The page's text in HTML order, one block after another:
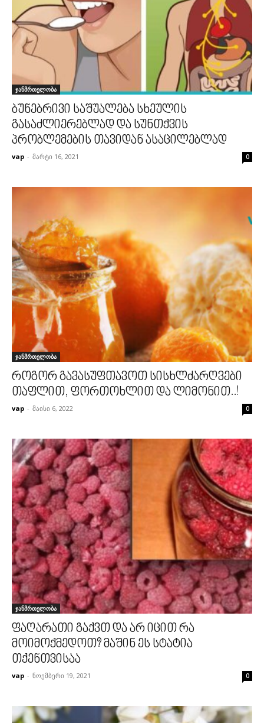
ჯანმრთელობა
ბუნებრივი საშუალება სხეულის
გასაძლიერებლად და სუნთქვის
პრობლემების თავიდან ასაცილებლად
vap - მარტი 16, 2021 0
ჯანმრთელობა
როგორ გავასუფთავოთ სისხლძარღვები
თაფლით, ფორთოხლით და ლიმონით..!
vap - მაისი 6, 2022 0
ჯანმრთელობა
ფაღარათი გაქვთ და არ იცით რა
მოიმოქმედოთ? მაშინ ეს სტატია
თქენთვისაა
vap - ნოემბერი 19, 2021 0